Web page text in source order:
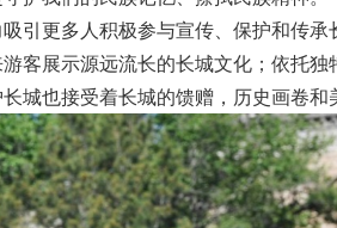
更多人积极参与宣传、保护和传
展示源远流长的长城文化；依托
也接受着长城的馈赠，历史画卷和